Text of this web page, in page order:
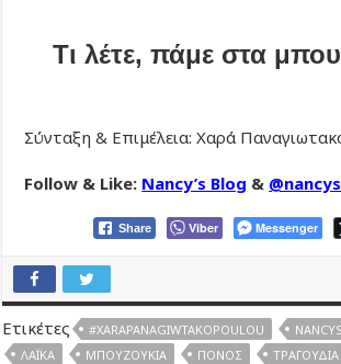
Τι λέτε, πάμε στα
Σύνταξη & Επιμέλεια: Χαρά
Follow & Like: Nancy’s Blog &
Share Viber Messenger
Ετικέτες #XARAPANAGIWTAKOPOULOU
ΛΑΪΚΆ
ΜΠΟΥΖΟΎΚΙΑ ΠΌΝΟΣ
ΤΡΑΓΟΎΔΙΑ